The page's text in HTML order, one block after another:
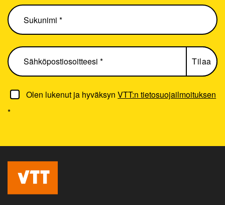
Olen lukenut ja hyväksynVTT:n tietosuojailmoituksen
*